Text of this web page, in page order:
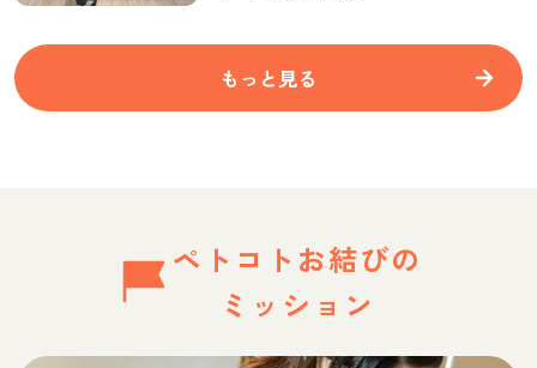
もっと見る
ペトコトお結びの
ミッション